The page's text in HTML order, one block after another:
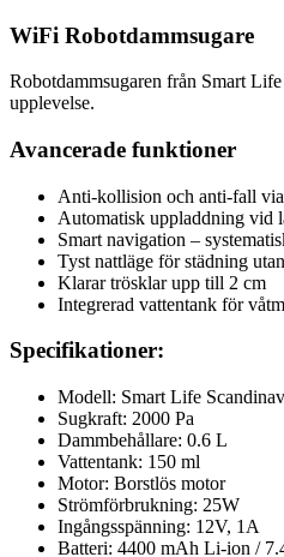
WiFi Robotdammsugare
Robotdammsugaren från Smart
upplevelse.
Avancerade funktioner
Anti-kollision och anti-fall via
Automatisk uppladdning vid
Smart navigation –
Tyst nattläge för städning
Klarar trösklar upp till 2 cm
Integrerad vattentank för
Specifikationer:
Modell: Smart Life
Sugkraft: 2000 Pa
Dammbehållare: 0.6 L
Vattentank: 150 ml
Motor: Borstlös motor
Strömförbrukning: 25W
Ingångsspänning: 12V, 1A
Batteri: 4400 mAh Li-ion /